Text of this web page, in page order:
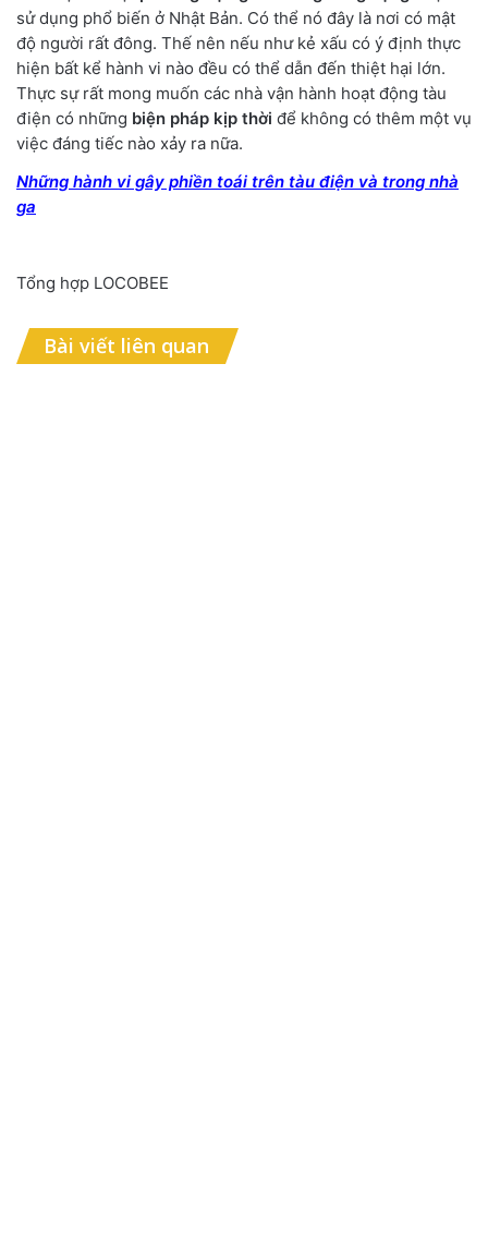
sử dụng phổ biến ở Nhật Bản. Có thể nó đây là nơi có mật
độ người rất đông. Thế nên nếu như kẻ xấu có ý định thực
hiện bất kể hành vi nào đều có thể dẫn đến thiệt hại lớn.
Thực sự rất mong muốn các nhà vận hành hoạt động tàu
điện có những biện pháp kịp thời để không có thêm một vụ
việc đáng tiếc nào xảy ra nữa.
Những hành vi gây phiền toái trên tàu điện và trong nhà
ga
Tổng hợp LOCOBEE
Bài viết liên quan